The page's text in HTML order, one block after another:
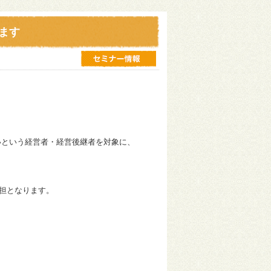
す
いう経営者・経営後継者を対象に、
なります。